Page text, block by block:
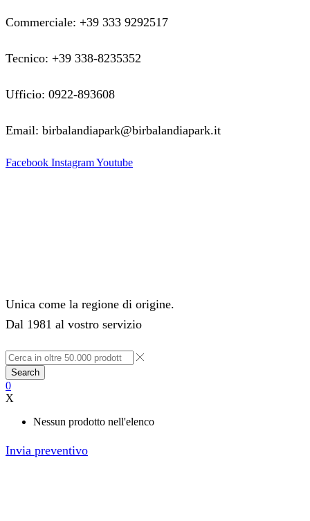
Commerciale: +39 333 9292517
Tecnico: +39 338-8235352
Ufficio: 0922-893608
Email: birbalandiapark@birbalandiapark.it
Facebook InstagramYoutube
Unica come la regione di origine.
Dal 1981 al vostro servizio
Search
0
X
Nessun prodotto nell'elenco
Invia preventivo